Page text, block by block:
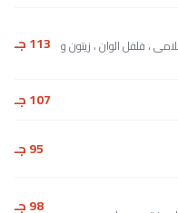
، فلفل الوان ، زيتون و 113 جـ
107 جـ
95 جـ
98 جـ